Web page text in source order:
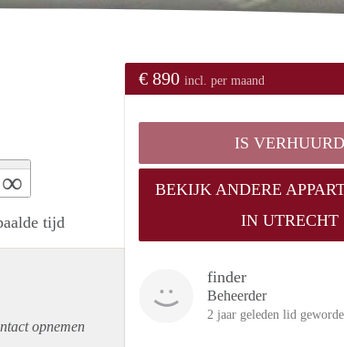
∞
tijd
€ 890 incl. per maand
IS VERHUURD
BEKIJK ANDERE
IN UTRECHT
finder
Beheerder
2 jaar geleden lid
opnemen